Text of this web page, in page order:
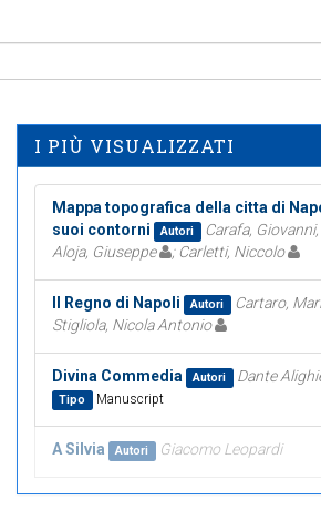
I PIÙ VISUALIZZATI
Mappa topografica della citta di
suoi contorni
Autori Carafa,
Aloja, Giuseppe
; Carletti, Niccolo
Il Regno di Napoli Autori Cartaro,
Stigliola, Nicola Antonio
Divina Commedia Autori Dante
Tipo Manuscript
A Silvia Autori Giacomo Leopardi